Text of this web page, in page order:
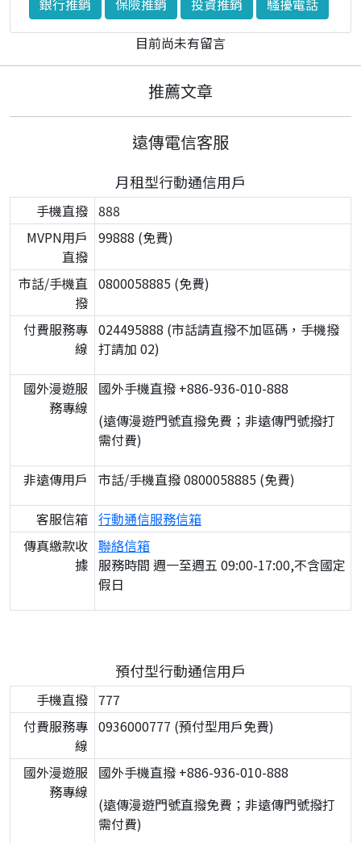
銀行推銷
保險推銷 投資推銷
騷擾電話
目前尚未有留言
推薦文章
遠傳電信客服
月租型行動通信用戶
手機直撥 888
MVPN用戶
直撥
99888 (免費)
市話/手機直
撥
0800058885 (免費)
付費服務專
線
024495888 (市話請直撥不加區碼，手機撥
打請加 02)
國外漫遊服
務專線
國外手機直撥 +886-936-010-888
(遠傳漫遊門號直撥免費；非遠傳門號撥打
需付費)
非遠傳用戶 市話/手機直撥 0800058885 (免費)
客服信箱 行動通信服務信箱
傳真繳款收
據
聯絡信箱
服務時間 週一至週五 09:00-17:00,不含國定
假日
預付型行動通信用戶
手機直撥 777
付費服務專
線
0936000777 (預付型用戶免費)
國外漫遊服
務專線
國外手機直撥 +886-936-010-888
(遠傳漫遊門號直撥免費；非遠傳門號撥打
需付費)